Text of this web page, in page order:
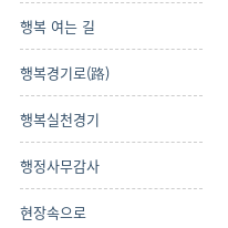
행복 여는 길
행복경기로(路)
행복실천경기
행정사무감사
현장속으로